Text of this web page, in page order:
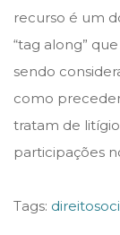
recurso é um
“tag along”
sendo
como
tratam de
participações
Tags: